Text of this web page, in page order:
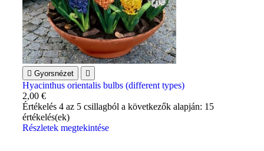
 Gyorsnézet 
Hyacinthus orientalis bulbs (different types)
2,00 €
Értékelés4 az 5 csillagból a következők alapján: 15
értékelés(ek)
Részletek megtekintése